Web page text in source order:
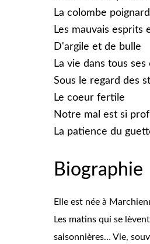
La colombe
Les mauvais
D'argile et de bulle
La vie dans tous ses
Sous le regard des
Le coeur fertile
Notre mal est si
La patience du
Biographie
Elle est née à
Les matins qui se
saisonnières… Vie,